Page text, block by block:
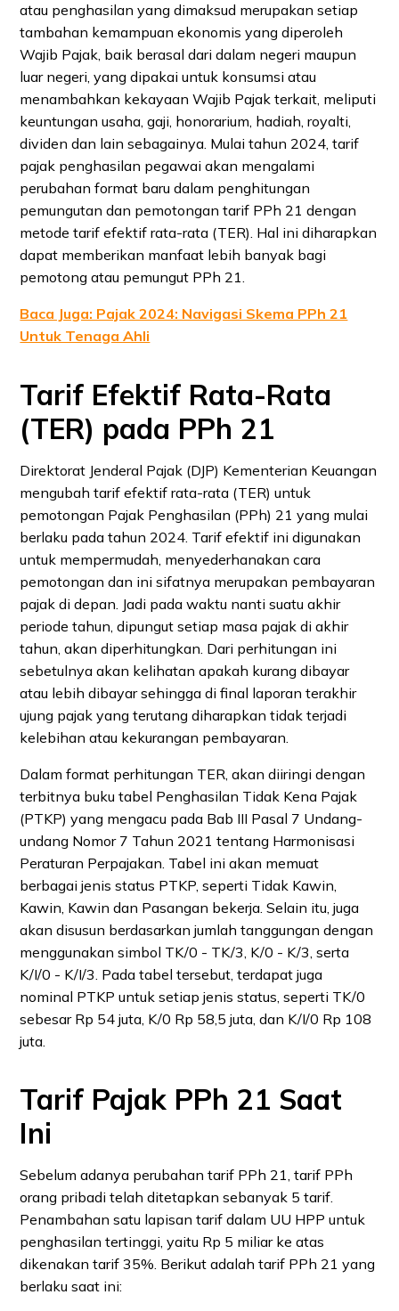
atau penghasilan yang dimaksud merupakan setiap
tambahan kemampuan ekonomis yang diperoleh
Wajib Pajak, baik berasal dari dalam negeri maupun
luar negeri, yang dipakai untuk konsumsi atau
menambahkan kekayaan Wajib Pajak terkait, meliputi
keuntungan usaha, gaji, honorarium, hadiah, royalti,
dividen dan lain sebagainya. Mulai tahun 2024, tarif
pajak penghasilan pegawai akan mengalami
perubahan format baru dalam penghitungan
pemungutan dan pemotongan tarif PPh 21 dengan
metode tarif efektif rata-rata (TER). Hal ini diharapkan
dapat memberikan manfaat lebih banyak bagi
pemotong atau pemungut PPh 21.
Baca Juga: Pajak 2024: Navigasi Skema PPh 21
Untuk Tenaga Ahli
Tarif Efektif Rata-Rata
(TER) pada PPh 21
Direktorat Jenderal Pajak (DJP) Kementerian Keuangan
mengubah tarif efektif rata-rata (TER) untuk
pemotongan Pajak Penghasilan (PPh) 21 yang mulai
berlaku pada tahun 2024. Tarif efektif ini digunakan
untuk mempermudah, menyederhanakan cara
pemotongan dan ini sifatnya merupakan pembayaran
pajak di depan. Jadi pada waktu nanti suatu akhir
periode tahun, dipungut setiap masa pajak di akhir
tahun, akan diperhitungkan. Dari perhitungan ini
sebetulnya akan kelihatan apakah kurang dibayar
atau lebih dibayar sehingga di final laporan terakhir
ujung pajak yang terutang diharapkan tidak terjadi
kelebihan atau kekurangan pembayaran.
Dalam format perhitungan TER, akan diiringi dengan
terbitnya buku tabel Penghasilan Tidak Kena Pajak
(PTKP) yang mengacu pada Bab III Pasal 7 Undang-
undang Nomor 7 Tahun 2021 tentang Harmonisasi
Peraturan Perpajakan. Tabel ini akan memuat
berbagai jenis status PTKP, seperti Tidak Kawin,
Kawin, Kawin dan Pasangan bekerja. Selain itu, juga
akan disusun berdasarkan jumlah tanggungan dengan
menggunakan simbol TK/0 - TK/3, K/0 - K/3, serta
K/I/0 - K/I/3. Pada tabel tersebut, terdapat juga
nominal PTKP untuk setiap jenis status, seperti TK/0
sebesar Rp 54 juta, K/0 Rp 58,5 juta, dan K/I/0 Rp 108
juta.
Tarif Pajak PPh 21 Saat
Ini
Sebelum adanya perubahan tarif PPh 21, tarif PPh
orang pribadi telah ditetapkan sebanyak 5 tarif.
Penambahan satu lapisan tarif dalam UU HPP untuk
penghasilan tertinggi, yaitu Rp 5 miliar ke atas
dikenakan tarif 35%. Berikut adalah tarif PPh 21 yang
berlaku saat ini: